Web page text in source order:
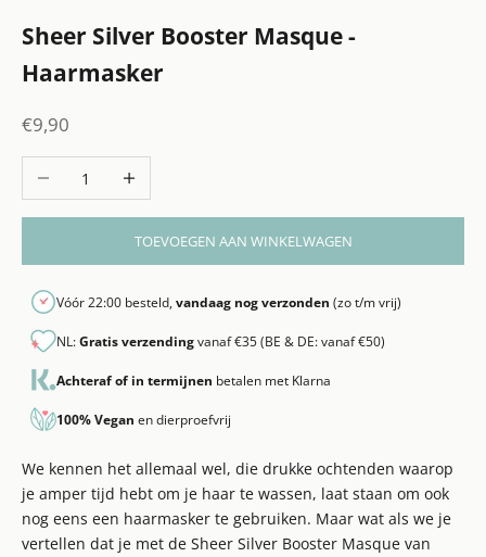
Sheer Silver Booster Masque -
Haarmasker
Aanbiedingsprijs
€9,90
Aantal verlagenAantal verhogen
TOEVOEGEN AAN WINKELWAGEN
Vóór 22:00 besteld,vandaag nog verzonden (zo t/m vrij)
NL:Gratis verzendingvanaf €35 (BE & DE: vanaf €50)
Achteraf of in termijnen betalen met Klarna
100% Vegan en dierproefvrij
We kennen het allemaal wel, die drukke ochtenden waarop
je amper tijd hebt om je haar te wassen, laat staan om ook
nog eens een haarmasker te gebruiken. Maar wat als we je
vertellen dat je met de Sheer Silver Booster Masque van